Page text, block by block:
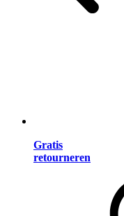
Gratis
retourneren